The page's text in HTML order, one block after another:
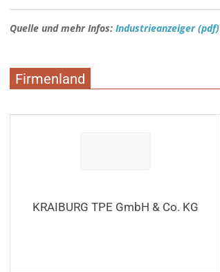
Quelle und mehr Infos: Industrieanzeiger (pdf)
Firmenland
KRAIBURG TPE GmbH & Co. KG